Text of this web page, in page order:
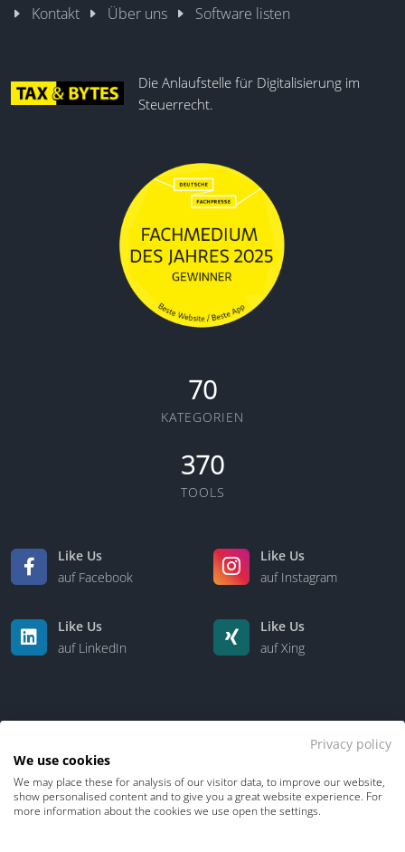
Kontakt Über uns Software listen
Die Anlaufstelle für Digitalisierung im
Steuerrecht.
70
KATEGORIEN
370
TOOLS
Like Us
auf Facebook
Like Us
auf Instagram
Like Us
auf LinkedIn
Like Us
auf Xing
Kontakt Über uns
Privacy policy
We use cookies
We may place these for analysis of our visitor data, to improve our website,
show personalised content and to give you a great website experience. For
more information about the cookies we use open the settings.